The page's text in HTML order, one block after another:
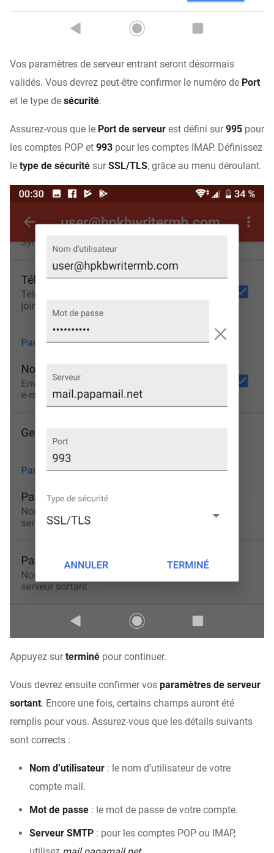
Vos paramètres de serveur entrant seront désormais
validés. Vous devrez peut-être confirmer le numéro de Port
et le type de sécurité.
Assurez-vous que le Port de serveur est défini sur995 pour
les comptes POP et 993 pour les comptes IMAP. Définissez
le type de sécurité surSSL/TLS, grâce au menu déroulant.
Appuyez surterminé pour continuer.
Vous devrez ensuite confirmer vos paramètres de serveur
sortant. Encore une fois, certains champs auront été
remplis pour vous. Assurez-vous que les détails suivants
sont corrects :
Nom d’utilisateur : le nom d’utilisateur de votre
compte mail.
Mot de passe : le mot de passe de votre compte.
Serveur SMTP : pour les comptes POP ou IMAP,